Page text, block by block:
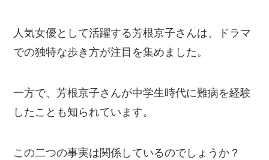
人気女優として活躍する芳根京子さんは、ドラマ
での独特な歩き方が注目を集めました。
一方で、芳根京子さんが中学生時代に難病を経験
したことも知られています。
この二つの事実は関係しているのでしょうか？